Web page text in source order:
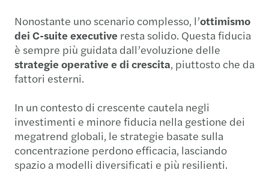
Nonostante uno scenario complesso, l’ottimismo
dei C-suite executive resta solido. Questa fiducia
è sempre più guidata dall’evoluzione delle
strategie operative e di crescita, piuttosto che da
fattori esterni.
In un contesto di crescente cautela negli
investimenti e minore fiducia nella gestione dei
megatrend globali, le strategie basate sulla
concentrazione perdono efficacia, lasciando
spazio a modelli diversificati e più resilienti.